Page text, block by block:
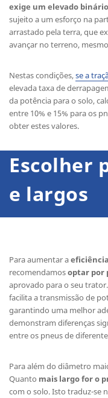
exige um elevado binário
sujeito a um esforço na
arrastado pela terra, que
avançar no terreno,
Nestas condições,se a
elevada taxa de
da potência para o solo,
entre 10% e 15% para os
obter estes valores.
Escolher
e largos
Para aumentar a
recomendamosoptar por
aprovado para o seu
facilita a transmissão de
garantindo uma melhor
demonstram diferenças
entre os pneus de
Para além do diâmetro
Quanto mais largo for o
com o solo. Isto traduz-se